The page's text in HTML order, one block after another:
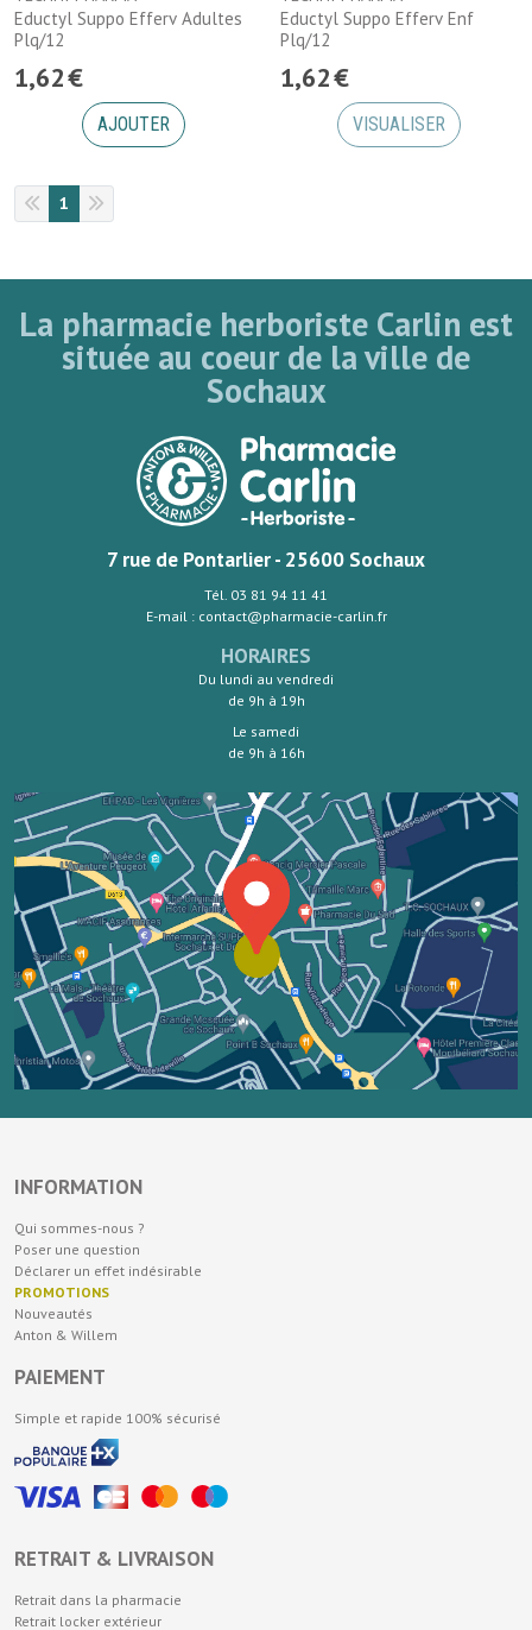
Eductyl Suppo Efferv Adultes
Plq/12
1,62€
AJOUTER
Eductyl Suppo Efferv Enf
Plq/12
1,62€
VISUALISER
1
La pharmacie herboriste Carlin est
située au coeur de la ville de
Sochaux
7 rue de Pontarlier - 25600 Sochaux
Tél. 03 81 94 11 41
E-mail : contact@pharmacie-carlin.fr
HORAIRES
Du lundi au vendredi
de 9h à 19h
Le samedi
de 9h à 16h
INFORMATION
Qui sommes-nous ?
Poser une question
Déclarer un effet indésirable
PROMOTIONS
Nouveautés
Anton & Willem
PAIEMENT
Simple et rapide 100% sécurisé
RETRAIT & LIVRAISON
Retrait dans la pharmacie
Retrait locker extérieur